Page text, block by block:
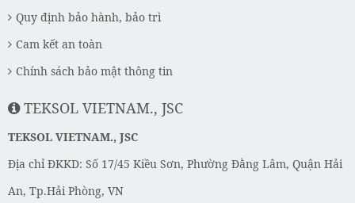
Quy định bảo hành, bảo trì
Cam kết an toàn
Chính sách bảo mật thông tin
TEKSOL VIETNAM., JSC
TEKSOL VIETNAM., JSC
Địa chỉ ĐKKD: Số 17/45 Kiều Sơn, Phường Đằng Lâm, Quận Hải
An, Tp.Hải Phòng, VN